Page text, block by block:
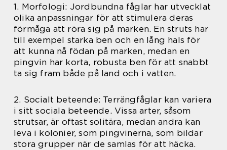
1. Morfologi: Jordbundna fåglar har utvecklat
olika anpassningar för att stimulera deras
förmåga att röra sig på marken. En struts har
till exempel starka ben och en lång hals för
att kunna nå födan på marken, medan en
pingvin har korta, robusta ben för att snabbt
ta sig fram både på land och i vatten.
2. Socialt beteende: Terrängfåglar kan variera
i sitt sociala beteende. Vissa arter, såsom
strutsar, är oftast solitära, medan andra kan
leva i kolonier, som pingvinerna, som bildar
stora grupper när de samlas för att häcka.